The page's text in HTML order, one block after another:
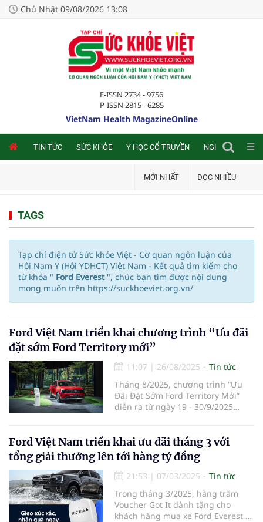
Chủ Nhật 09/08/2026 13:08
E-ISSN 2734 - 9756
P-ISSN 2815 - 6285
VietNam Health MagazineOnline
TIN TỨC SỨC KHỎE Y HỌC CỔ TRUYỀN NGHIÊN CỨU
MỚI NHẤT ĐỌC NHIỀU
TAGS
Tạp chí điện tử Sức khỏe Việt - Cơ quan ngôn luận của
Hội Nam Y (Hội YDHCT) Việt Nam - Kết quả tìm kiếm cho
từ khóa " Ford Everest ", chúc bạn tìm được nội dung
mong muốn trên https://suckhoeviet.org.vn/
Ford Việt Nam triển khai chương trình “Ưu đãi
đặt sớm Ford Territory mới”
11:07 | 26/08/2025
Tin tức
Tháng 8/2025, chương trình “Ưu
Đãi Đặt Sớm Ford Territory Mới”
diễn ra từ ngày 19 - 30/9/2025
C được ưa chuộng cùng nhiều
phần quà giá trị với tổng trị giá lên
tới 2 tỷ đồng.
Ford Việt Nam triển khai ưu đãi tháng 3 với
tổng giải thưởng lên tới hàng tỷ đồng
21:53 | 07/03/2025
Tin tức
Trong tháng 3/2025, hàng trăm
Voucher Got It dành tặng cho
khách hàng mua xe Ford Everest và